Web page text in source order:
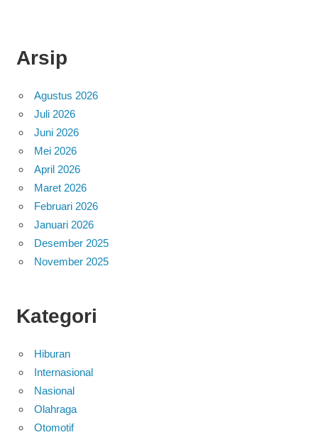
Arsip
Agustus 2026
Juli 2026
Juni 2026
Mei 2026
April 2026
Maret 2026
Februari 2026
Januari 2026
Desember 2025
November 2025
Kategori
Hiburan
Internasional
Nasional
Olahraga
Otomotif